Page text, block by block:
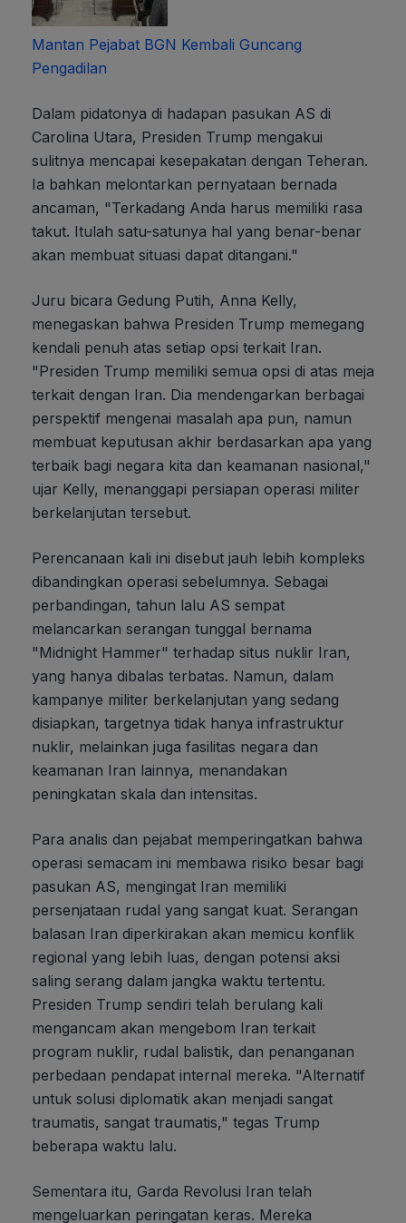
Mantan Pejabat BGN Kembali Guncang
Pengadilan
Dalam pidatonya di hadapan pasukan AS di
Carolina Utara, Presiden Trump mengakui
sulitnya mencapai kesepakatan dengan Teheran.
Ia bahkan melontarkan pernyataan bernada
ancaman, "Terkadang Anda harus memiliki rasa
takut. Itulah satu-satunya hal yang benar-benar
akan membuat situasi dapat ditangani."
Juru bicara Gedung Putih, Anna Kelly,
menegaskan bahwa Presiden Trump memegang
kendali penuh atas setiap opsi terkait Iran.
"Presiden Trump memiliki semua opsi di atas meja
terkait dengan Iran. Dia mendengarkan berbagai
perspektif mengenai masalah apa pun, namun
membuat keputusan akhir berdasarkan apa yang
terbaik bagi negara kita dan keamanan nasional,"
ujar Kelly, menanggapi persiapan operasi militer
berkelanjutan tersebut.
Perencanaan kali ini disebut jauh lebih kompleks
dibandingkan operasi sebelumnya. Sebagai
perbandingan, tahun lalu AS sempat
melancarkan serangan tunggal bernama
"Midnight Hammer" terhadap situs nuklir Iran,
yang hanya dibalas terbatas. Namun, dalam
kampanye militer berkelanjutan yang sedang
disiapkan, targetnya tidak hanya infrastruktur
nuklir, melainkan juga fasilitas negara dan
keamanan Iran lainnya, menandakan
peningkatan skala dan intensitas.
Para analis dan pejabat memperingatkan bahwa
operasi semacam ini membawa risiko besar bagi
pasukan AS, mengingat Iran memiliki
persenjataan rudal yang sangat kuat. Serangan
balasan Iran diperkirakan akan memicu konflik
regional yang lebih luas, dengan potensi aksi
saling serang dalam jangka waktu tertentu.
Presiden Trump sendiri telah berulang kali
mengancam akan mengebom Iran terkait
program nuklir, rudal balistik, dan penanganan
perbedaan pendapat internal mereka. "Alternatif
untuk solusi diplomatik akan menjadi sangat
traumatis, sangat traumatis," tegas Trump
beberapa waktu lalu.
Sementara itu, Garda Revolusi Iran telah
mengeluarkan peringatan keras. Mereka